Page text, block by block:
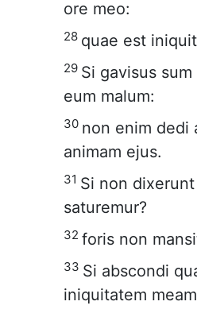
ore meo:
28 quae est
29 Si gavisus
eum malum:
30 non enim dedi
animam ejus.
31 Si non
saturemur?
32 foris non
33 Si abscondi
iniquitatem